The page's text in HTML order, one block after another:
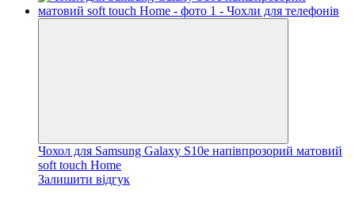
Чохол для Samsung Galaxy S10e напівпрозорий матовий
soft touch Home
Залишити відгук